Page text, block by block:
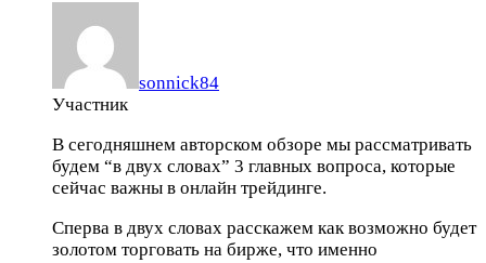
sonnick84
Участник
В сегодняшнем авторском обзоре мы рассматривать
будем “в двух словах” 3 главных вопроса, которые
сейчас важны в онлайн трейдинге.
Сперва в двух словах расскажем как возможно будет
золотом торговать на бирже, что именно